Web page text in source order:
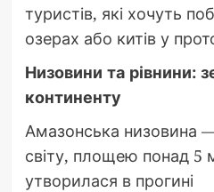
туристів, які хочуть
озерах або китів у
Низовини та рівнини:
континенту
Амазонська низовина
світу, площею понад 5
утворилася в прогині